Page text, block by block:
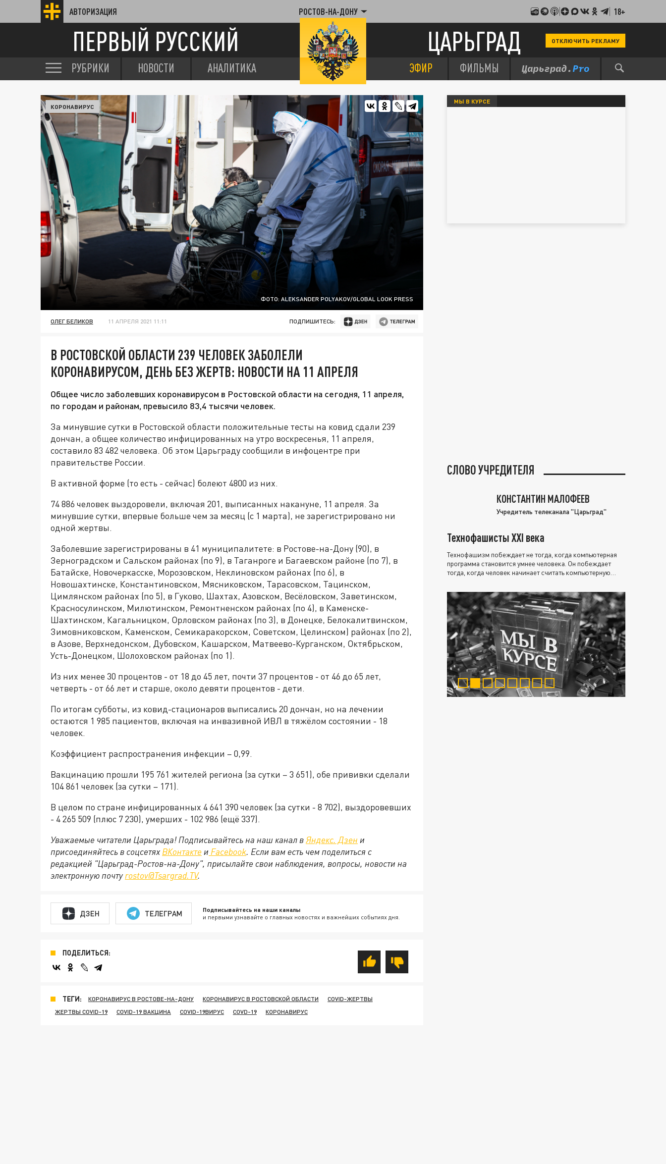
АВТОРИЗАЦИЯ РОСТОВ-НА-ДОНУ 18+
ПЕРВЫЙ РУССКИЙ ЦАРЬГРАД ОТКЛЮЧИТЬ РЕКЛАМУ
РУБРИКИ НОВОСТИ АНАЛИТИКА ЭФИР ФИЛЬМЫ
ФОТО: ALEKSANDER POLYAKOV/GLOBAL LOOK PRESS
КОРОНАВИРУС
ОЛЕГ БЕЛИКОВ 11 АПРЕЛЯ 2021 11:11 ПОДПИШИТЕСЬ:
В РОСТОВСКОЙ ОБЛАСТИ 239 ЧЕЛОВЕК ЗАБОЛЕЛИ
КОРОНАВИРУСОМ, ДЕНЬ БЕЗ ЖЕРТВ: НОВОСТИ НА 11 АПРЕЛЯ
Общее число заболевших коронавирусом в Ростовской области на сегодня, 11 апреля,
по городам и районам, превысило 83,4 тысячи человек.
За минувшие сутки в Ростовской области положительные тесты на ковид сдали 239
дончан, а общее количество инфицированных на утро воскресенья, 11 апреля,
составило 83 482 человека. Об этом Царьграду сообщили в инфоцентре при
правительстве России.
В активной форме (то есть - сейчас) болеют 4800 из них.
74 886 человек выздоровели, включая 201, выписанных накануне, 11 апреля. За
минувшие сутки, впервые больше чем за месяц (с 1 марта), не зарегистрировано ни
одной жертвы.
Заболевшие зарегистрированы в 41 муниципалитете: в Ростове-на-Дону (90), в
Зерноградском и Сальском районах (по 9), в Таганроге и Багаевском районе (по 7), в
Батайске, Новочеркасске, Морозовском, Неклиновском районах (по 6), в
Новошахтинске, Константиновском, Мясниковском, Тарасовском, Тацинском,
Цимлянском районах (по 5), в Гуково, Шахтах, Азовском, Весёловском, Заветинском,
Красносулинском, Милютинском, Ремонтненском районах (по 4), в Каменске-
Шахтинском, Кагальницком, Орловском районах (по 3), в Донецке, Белокалитвинском,
Зимовниковском, Каменском, Семикаракорском, Советском, Целинском) районах (по 2),
в Азове, Верхнедонском, Дубовском, Кашарском, Матвеево-Курганском, Октябрьском,
Усть-Донецком, Шолоховском районах (по 1).
Из них менее 30 процентов - от 18 до 45 лет, почти 37 процентов - от 46 до 65 лет,
четверть - от 66 лет и старше, около девяти процентов - дети.
По итогам субботы, из ковид-стационаров выписались 20 дончан, но на лечении
остаются 1 985 пациентов, включая на инвазивной ИВЛ в тяжёлом состоянии - 18
человек.
Коэффициент распространения инфекции – 0,99.
Вакцинацию прошли 195 761 жителей региона (за сутки – 3 651), обе прививки сделали
104 861 человек (за сутки – 171).
В целом по стране инфицированных 4 641 390 человек (за сутки - 8 702), выздоровевших
- 4 265 509 (плюс 7 230), умерших - 102 986 (ещё 337).
Уважаемые читатели Царьграда! Подписывайтесь на наш канал вЯндекс. Дзен и
присоединяйтесь в соцсетях ВКонтакте и Facebook. Если вам есть чем поделиться с
редакцией "Царьград-Ростов-на-Дону", присылайте свои наблюдения, вопросы, новости на
электронную почту rostov@Tsargrad.TV.
ДЗЕН ТЕЛЕГРАМ Подписывайтесь на наши каналы
и первыми узнавайте о главных новостях и важнейших событиях дня.
ПОДЕЛИТЬСЯ:
ТЕГИ: КОРОНАВИРУС В РОСТОВЕ-НА-ДОНУ КОРОНАВИРУС В РОСТОВСКОЙ ОБЛАСТИ
COVID-ЖЕРТВЫ
ЖЕРТВЫ COVID-19
COVID-19 ВАКЦИНА COVID-19ВИРУС COVD-19 КОРОНАВИРУС
МЫ В КУРСЕ
СЛОВО УЧРЕДИТЕЛЯ
КОНСТАНТИН МАЛОФЕЕВ
Учредитель телеканала "Царьград"
Технофашисты XXI века
Технофашизм побеждает не тогда, когда компьютерная
программа становится умнее человека. Он побеждает
тогда, когда человек начинает считать компьютерную